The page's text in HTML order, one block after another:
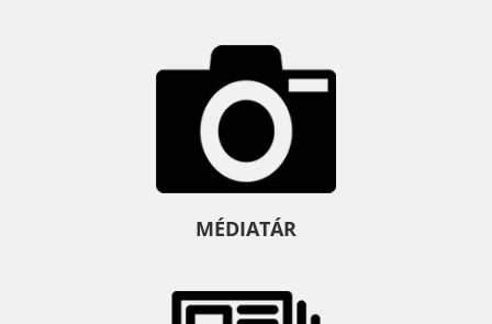
MÉDIATÁR